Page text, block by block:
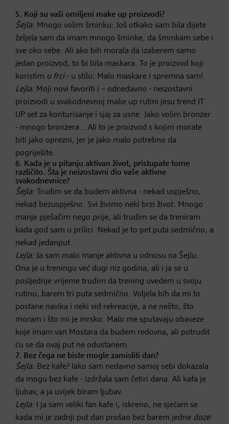
5. Koji su vaši omiljeni make up proizvodi?
Šejla: Mnogo volim šminku: Još otkako sam bila dijete
željela sam da imam mnogo šminke, da šminkam sebe i
sve oko sebe. Ali ako bih morala da izaberem samo
jedan proizvod, to bi bila maskara. To je proizvod koji
koristim u frci- u stilu: Malo maskare i spremna sam!
Lejla: Moji novi favoriti i – odnedavno - neizostavni
proizvodi u svakodnevnoj make up rutini jesu trend IT
UP set za konturisanje i sjaj za usne. Jako volim bronzer
- mnogo bronzera… Ali to je proizvod s kojim morate
biti jako oprezni, jer je jako malo potrebno da
pogriješite.
6. Kada je u pitanju aktivan život, pristupate tome
različito. Šta je neizostavni dio vaše aktivne
svakodnevnice?
Šejla:
Trudim se da budem aktivna - nekad uspješno,
nekad bezuspješno. Svi živimo neki brzi život: Mnogo
manje pješačim nego prije, ali trudim se da treniram
kada god sam u prilici. Nekad je to pet puta sedmično, a
nekad jedanput.
Lejla: Ja sam malo manje aktivna u odnosu na Šejlu.
Ona je u treningu već dugi niz godina, ali i ja se u
posljednje vrijeme trudim da trening uvedem u svoju
rutinu, barem tri puta sedmično. Voljela bih da mi to
postane navika i neki vid rekreacije, a ne nešto, što
moram i što mi je mrsko. Malo me sputavaju obaveze
koje imam van Mostara da budem redovna, ali potrudit
ću se da ovaj put ne odustanem.
7. Bez čega ne biste mogle zamisliti dan?
Šejla: Bez kafe? Iako sam nedavno samoj sebi dokazala
da mogu bez kafe - izdržala sam četiri dana. Ali kafa je
ljubav, a ja uvijek biram ljubav.
Lejla:
I ja sam veliki fan kafe i, iskreno, ne sjećam se
kada mi je zadnji put dan prošao bez barem jedne doze